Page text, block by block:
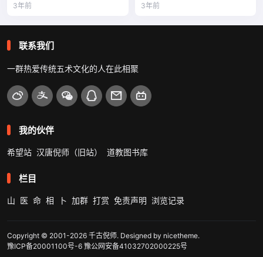
3年前 3年前
联系我们
一群热爱传统五术文化的人在此相聚
我的伙伴
希望站 汉唐倪师（旧站） 道教图书库
栏目
山 医 命 相 卜 加群 打赏 免责声明 浏览记录
Copyright © 2001-2026 千古倪师. Designed by nicetheme.
豫ICP备20001100号-6 豫公网安备41032702000225号